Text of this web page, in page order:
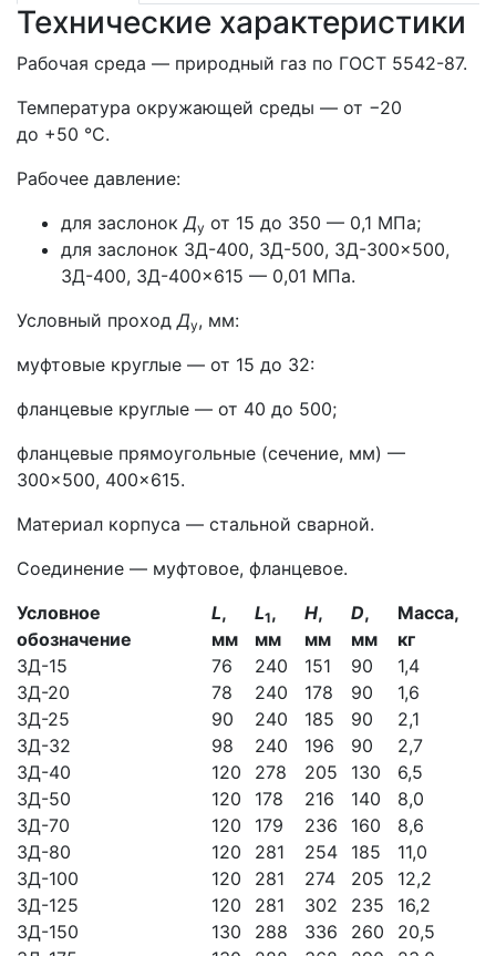
Технические характеристики
Рабочая среда — природный газ по ГОСТ 5542-87.
Температура окружающей среды — от −20
до +50 °С.
Рабочее давление:
для заслонокДу от 15 до 350 — 0,1 МПа;
для заслонок ЗД-400, ЗД-500, ЗД-300×500,
ЗД-400, ЗД-400×615 — 0,01 МПа.
Условный проходДу, мм:
муфтовые круглые — от 15 до 32:
фланцевые круглые — от 40 до 500;
фланцевые прямоугольные (сечение, мм) —
300×500, 400×615.
Материал корпуса — стальной сварной.
Соединение — муфтовое, фланцевое.
Условное
обозначение
L,
мм
L1,
мм
Н,
мм
D,
мм
Масса,
кг
ЗД-15
76 240 151 90
1,4
ЗД-20
78 240 178 90
1,6
ЗД-25
90 240 185 90
2,1
ЗД-32
98 240 196 90
2,7
ЗД-40
120 278 205 130
6,5
ЗД-50
120 178 216 140
8,0
ЗД-70
120 179 236 160
8,6
ЗД-80
120 281 254 185
11,0
ЗД-100
120 281 274 205
12,2
ЗД-125
120 281 302 235
16,2
ЗД-150
130 288 336 260
20,5